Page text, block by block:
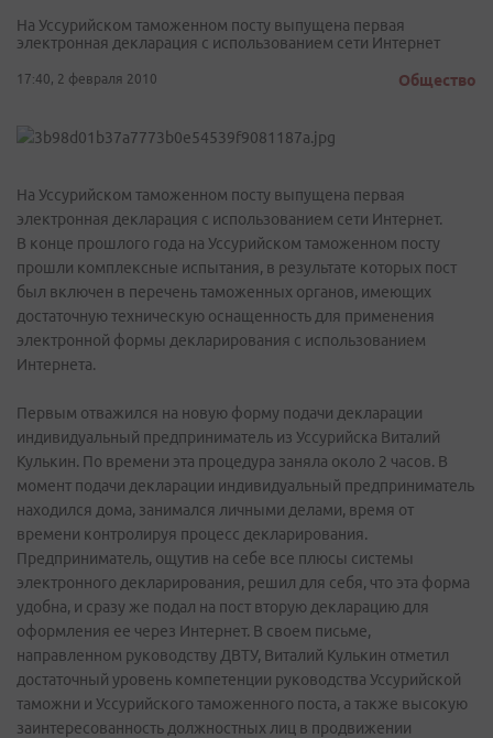
На Уссурийском таможенном посту выпущена первая
электронная декларация с использованием сети Интернет
17:40, 2 февраля 2010 Общество
На Уссурийском таможенном посту выпущена первая
электронная декларация с использованием сети Интернет.
В конце прошлого года на Уссурийском таможенном посту
прошли комплексные испытания, в результате которых пост
был включен в перечень таможенных органов, имеющих
достаточную техническую оснащенность для применения
электронной формы декларирования с использованием
Интернета.
Первым отважился на новую форму подачи декларации
индивидуальный предприниматель из Уссурийска Виталий
Кулькин. По времени эта процедура заняла около 2 часов. В
момент подачи декларации индивидуальный предприниматель
находился дома, занимался личными делами, время от
времени контролируя процесс декларирования.
Предприниматель, ощутив на себе все плюсы системы
электронного декларирования, решил для себя, что эта форма
удобна, и сразу же подал на пост вторую декларацию для
оформления ее через Интернет. В своем письме,
направленном руководству ДВТУ, Виталий Кулькин отметил
достаточный уровень компетенции руководства Уссурийской
таможни и Уссурийского таможенного поста, а также высокую
заинтересованность должностных лиц в продвижении